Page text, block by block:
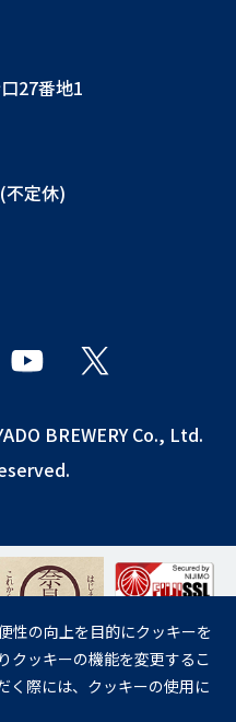
27番地1
不定休)
BREWERY Co., Ltd.
・乳児の発育に悪影響を与えるおそれが
性の向上を目的にクッキーを
クッキーの機能を変更するこ
く際には、クッキーの使用に